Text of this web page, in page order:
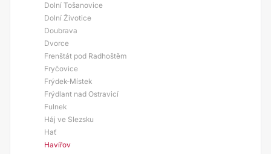
Dolní Tošanovice
Dolní Životice
Doubrava
Dvorce
Frenštát pod Radhoštěm
Fryčovice
Frýdek-Místek
Frýdlant nad Ostravicí
Fulnek
Háj ve Slezsku
Hať
Havířov